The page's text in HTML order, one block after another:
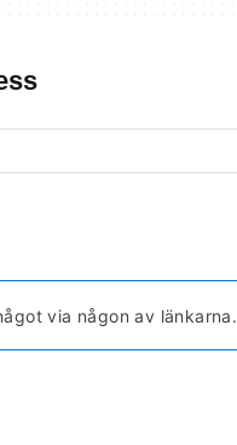
via någon av länkarna.